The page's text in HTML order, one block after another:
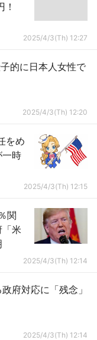
2025/4/3(Th) 12:27
的に日本人女性で
2025/4/3(Th) 12:20
をめ
一時
2025/4/3(Th) 12:15
関
米
2025/4/3(Th) 12:14
府対応に「残念」
2025/4/3(Th) 12:14